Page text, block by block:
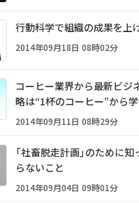
行動科学で組織の成果を上
2014年09月18日 08時02分
コーヒー業界から最新ビジネ
略は“1杯のコーヒー”から学
2014年09月11日 08時29分
「社畜脱走計画」のために
らないこと
2014年09月04日 09時01分